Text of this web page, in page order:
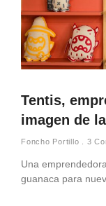
Tentis,
imagen de
Foncho Portillo 3
Una
guanaca para